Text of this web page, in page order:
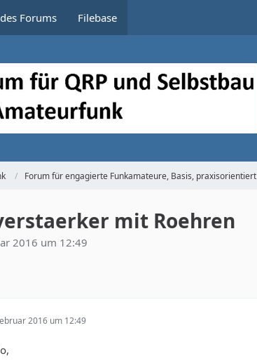
Forums Filebase
Forum für engagierte Funkamateure, Basis, praxisorientiert
mit Roehren
2016 um 12:49
2016 um 12:49